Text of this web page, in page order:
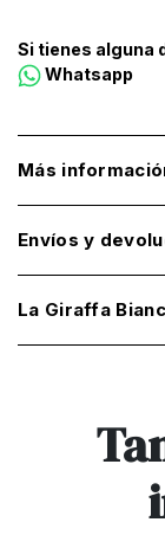
Si tienes alguna
Whatsapp
Más
Envíos y
La Giraffa